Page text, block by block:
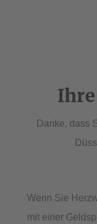
Danke, dass
Wenn Sie
mit einer